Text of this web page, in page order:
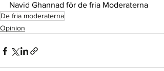
Navid Ghannad för de fria Moderaterna
De fria moderaterna
Opinion